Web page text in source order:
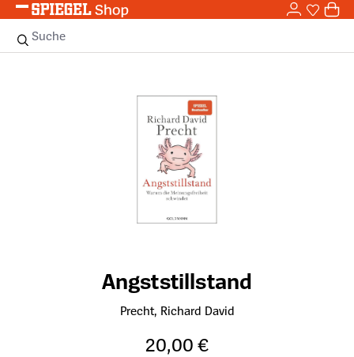
Zum Hauptinhalt springen 0
Suche
Angststillstand
Precht, Richard David
20,00 €